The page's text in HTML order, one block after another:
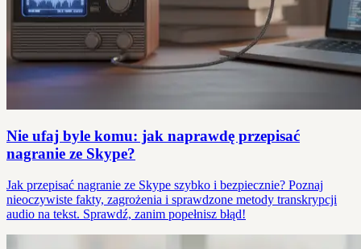
Nie ufaj byle komu: jak naprawdę przepisać
nagranie ze Skype?
Jak przepisać nagranie ze Skype szybko i bezpiecznie? Poznaj
nieoczywiste fakty, zagrożenia i sprawdzone metody transkrypcji
audio na tekst. Sprawdź, zanim popełnisz błąd!